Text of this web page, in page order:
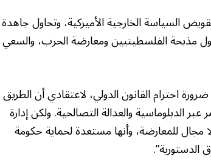
السياسة الخارجية الأميركية، وتحاول جاهدة
مذبحة الفلسطينيين ومعارضة الحرب، والسعي
احترام القانون الدولي، لاعتقادي أن الطريق
الدبلوماسية والعدالة التصالحية. ولكن إدارة
للمعارضة، وأنها مستعدة لحماية حكومة